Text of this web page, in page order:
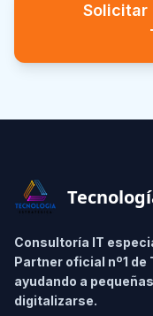
Solicitar
Consultoría IT
Partner oficial nº1 de
ayudando a
digitalizarse.